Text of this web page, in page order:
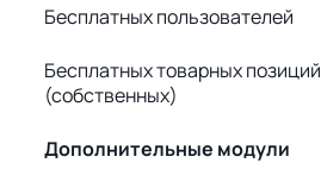
Бесплатных пользователей
Бесплатных товарных позиций
(собственных)
Дополнительные модули